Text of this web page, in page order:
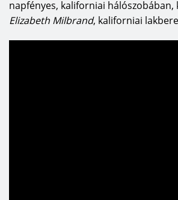
napfényes, kaliforniai hálószobában,
Elizabeth Milbrand, kaliforniai